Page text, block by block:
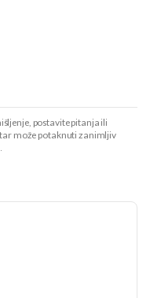
postavite pitanja ili
može potaknuti zanimljiv